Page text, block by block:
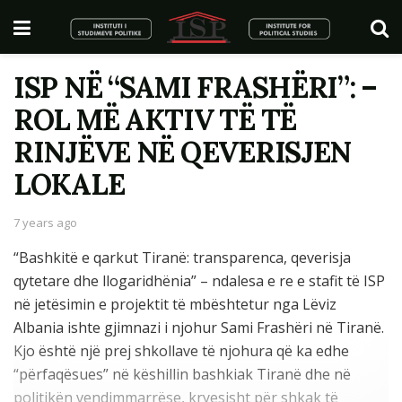
ISP NË “SAMI FRASHËRI”: –
ROL MË AKTIV TË TË
RINJËVE NË QEVERISJEN
LOKALE
7 years ago
“Bashkitë e qarkut Tiranë: transparenca, qeverisja
qytetare dhe llogaridhënia” – ndalesa e re e stafit të ISP
në jetësimin e projektit të mbështetur nga Lëviz
Albania ishte gjimnazi i njohur Sami Frashëri në Tiranë.
Kjo është një prej shkollave të njohura që ka edhe
“përfaqësues” në këshillin bashkiak Tiranë dhe në
politikën vendimmarrëse, kryesisht për shkak të